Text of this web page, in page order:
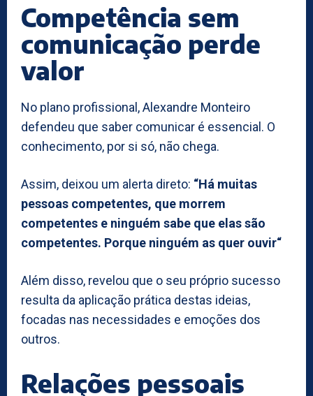
Competência sem
comunicação perde
valor
No plano profissional, Alexandre Monteiro
defendeu que saber comunicar é essencial. O
conhecimento, por si só, não chega.
Assim, deixou um alerta direto: “Há muitas
pessoas competentes, que morrem
competentes e ninguém sabe que elas são
competentes. Porque ninguém as quer ouvir“
Além disso, revelou que o seu próprio sucesso
resulta da aplicação prática destas ideias,
focadas nas necessidades e emoções dos
outros.
Relações pessoais